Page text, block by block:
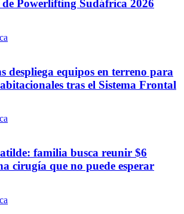
Powerlifting Sudáfrica 2026
despliega equipos en terreno para
tras el Sistema Frontal
familia busca reunir $6
cirugía que no puede esperar